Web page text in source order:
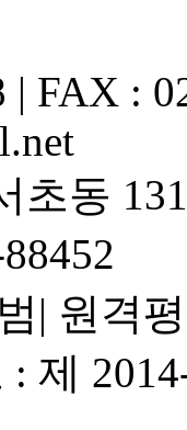
| FAX :
초동
| 원격
제